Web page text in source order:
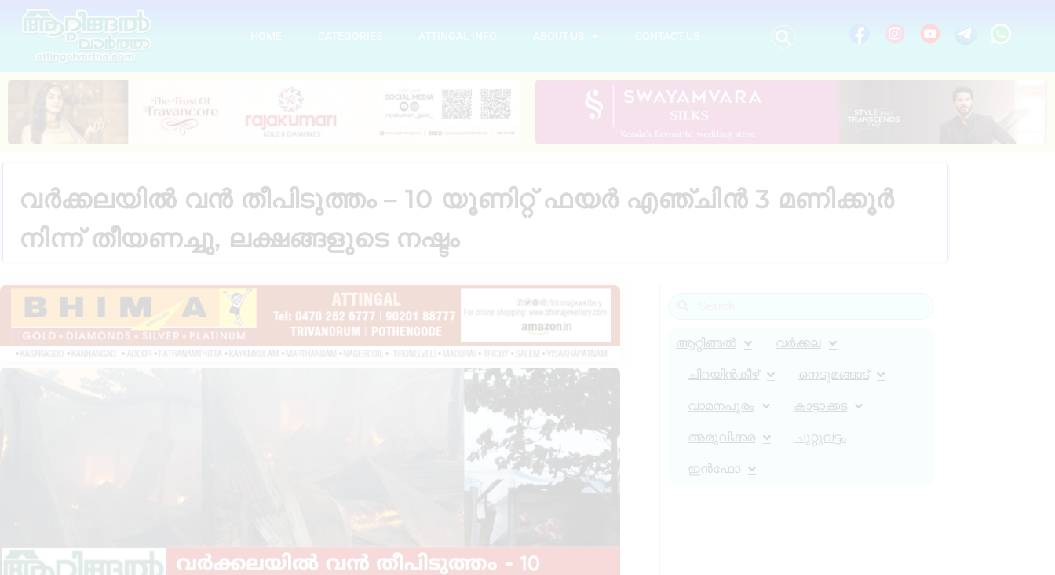
HOME CATEGORIES ATTINGAL INFO ABOUT US CONTACT US
വർക്കലയിൽ വൻ തീപിടുത്തം – 10 യൂണിറ്റ് ഫയർ എഞ്ചിൻ 3 മണിക്കൂർ
നിന്ന് തീയണച്ചു, ലക്ഷങ്ങളുടെ നഷ്ടം
ആറ്റിങ്ങൽ വർക്കല
ചിറയിൻകീഴ് നെടുമങ്ങാട്
വാമനപുരം കാട്ടാക്കട
അരുവിക്കര ചുറ്റുവട്ടം
ഇൻഫോ